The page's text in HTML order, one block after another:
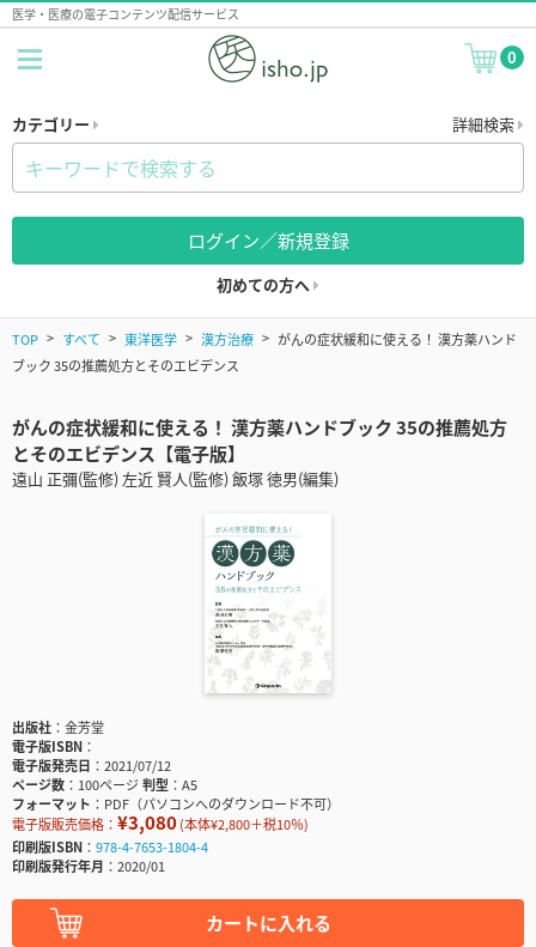
医学・医療の電子コンテンツ配信サービス
0
カテゴリー 詳細検索
ログイン／新規登録
初めての方へ
TOP すべて 東洋医学 漢方治療
がんの症状緩和に使える！ 漢方薬ハンド
ブック 35の推薦処方とそのエビデンス
がんの症状緩和に使える！ 漢方薬ハンドブック 35の推薦処方
とそのエビデンス【電子版】
遠山 正彌(監修) 左近 賢人(監修) 飯塚 徳男(編集)
出版社
金芳堂
電子版ISBN
電子版発売日
2021/07/12
ページ数
100ページ判型
A5
フォーマット
PDF（パソコンへのダウンロード不可）
電子版販売価格： ¥3,080(本体¥2,800＋税10％)
印刷版ISBN
978-4-7653-1804-4
印刷版発行年月
2020/01
カートに入れる